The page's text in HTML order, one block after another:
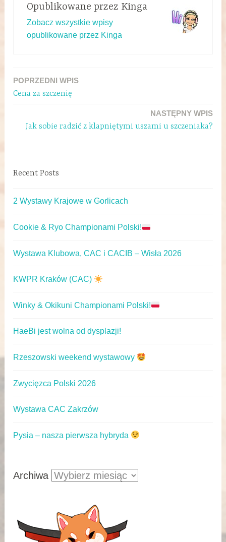
Opublikowane przez Kinga
Zobacz wszystkie wpisy
opublikowane przez Kinga
POPRZEDNI WPIS
Cena za szczenię
NASTĘPNY WPIS
Jak sobie radzić z klapniętymi uszami u szczeniaka?
Recent Posts
2 Wystawy Krajowe w Gorlicach
Cookie & Ryo Championami Polski!
Wystawa Klubowa, CAC i CACIB – Wisła 2026
KWPR Kraków (CAC)
Winky & Okikuni Championami Polski!
HaeBi jest wolna od dysplazji!
Rzeszowski weekend wystawowy
Zwycięzca Polski 2026
Wystawa CAC Zakrzów
Pysia – nasza pierwsza hybryda
Archiwa